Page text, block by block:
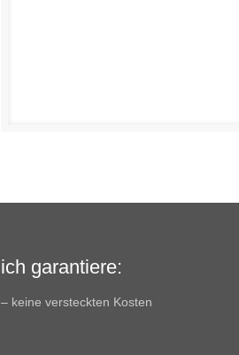
ich garantiere:
– keine versteckten Kosten